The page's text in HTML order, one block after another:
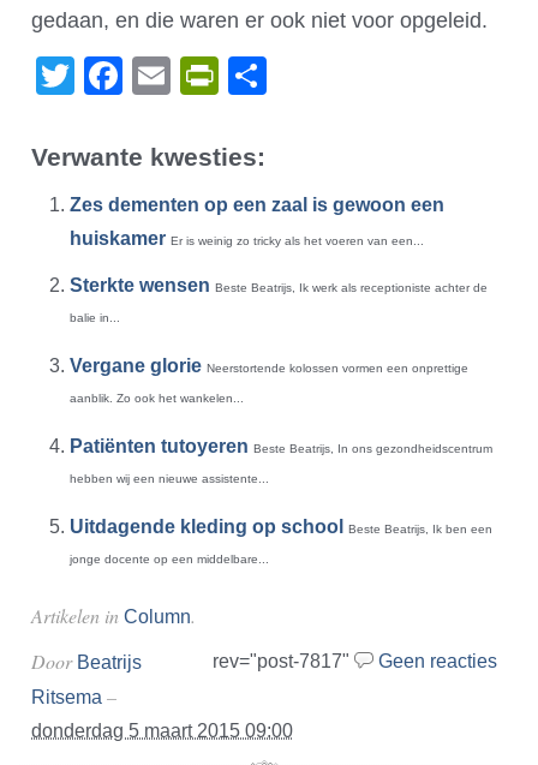
gedaan, en die waren er ook niet voor opgeleid.
TwitterFacebook
EmailPrintFriendly
Verwante kwesties:
Zes dementen op een zaal is gewoon een
huiskamer Er is weinig zo tricky als het voeren van een...
Sterkte wensen Beste Beatrijs, Ik werk als receptioniste achter de
balie in...
Vergane glorie Neerstortende kolossen vormen een onprettige
aanblik. Zo ook het wankelen...
Patiënten tutoyeren Beste Beatrijs, In ons gezondheidscentrum
hebben wij een nieuwe assistente...
Uitdagende kleding op school Beste Beatrijs, Ik ben een
jonge docente op een middelbare...
Artikelen in Column.
rev="post-7817" Geen reacties
Door Beatrijs
Ritsema –
donderdag 5 maart 2015 09:00